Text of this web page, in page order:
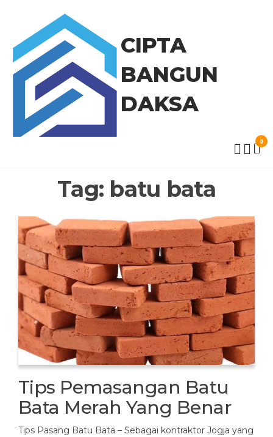
content
CIPTA
BANGUN
DAKSA
0
Tag: batu bata
Tips Pemasangan Batu
Bata Merah Yang Benar
Tips Pasang Batu Bata – Sebagai kontraktor Jogja yang